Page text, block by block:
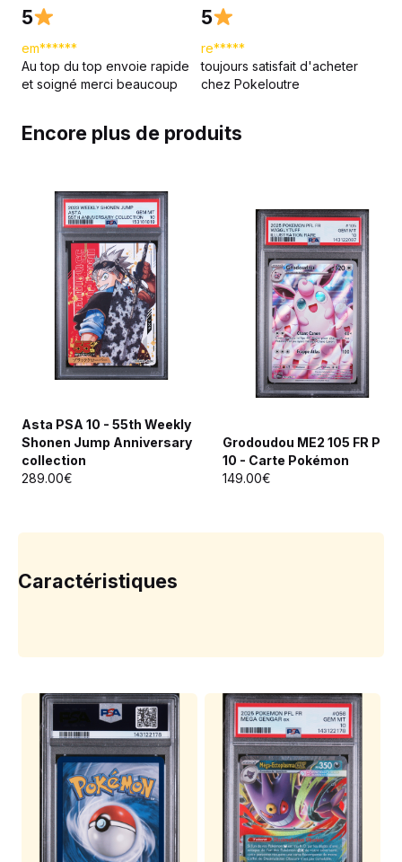
5
em******
Au top du top envoie rapide
et soigné merci beaucoup
5
re*****
toujours satisfait d'acheter
chez Pokeloutre
Encore plus de produits
Asta PSA 10 - 55th Weekly
Shonen Jump Anniversary
collection
289.00€
Grodoudou ME2 105 FR PSA
10 - Carte Pokémon
149.00€
Caractéristiques